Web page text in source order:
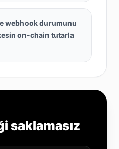
webhook durumunu
on-chain tutarla
saklamasız